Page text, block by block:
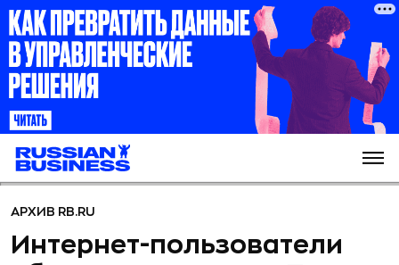
АРХИВ RB.RU
Интернет-пользователи